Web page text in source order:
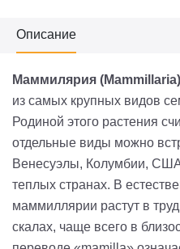
Описание
Маммилярия (Mammillaria)
из самых крупных видов
Родиной этого растения
отдельные виды можно
Венесуэлы, Колумбии,
теплых странах. В
маммиллярии растут в
скалах, чаще всего в